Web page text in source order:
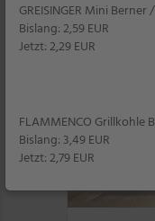
BIO
GREISINGER Mini
Bislang: 2,59 EUR
Jetzt: 2,29 EUR
FLAMMENCO Grillkohle
Bislang: 3,49 EUR
Jetzt: 2,79 EUR